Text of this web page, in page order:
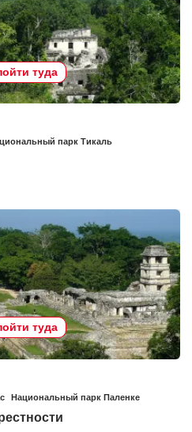
туда
парк Тикаль
туда
Национальный парк Паленке